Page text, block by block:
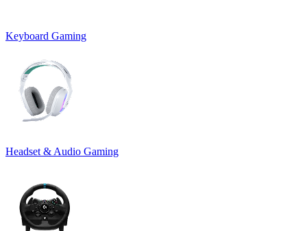
Keyboard Gaming
Headset & Audio Gaming